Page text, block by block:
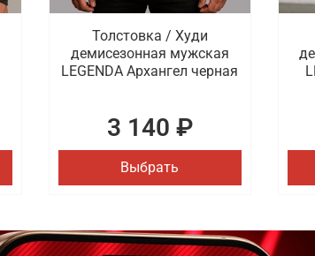
Толстовка / Худи
демисезонная мужская
LEGENDA Архангел черная
3 140 ₽
Выбрать